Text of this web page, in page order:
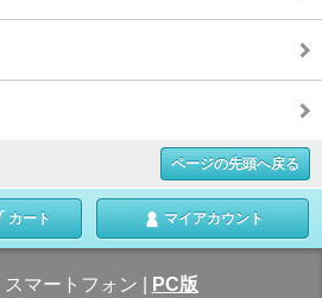
ページの先頭へ戻る
カート マイアカウント
スマートフォン PC版